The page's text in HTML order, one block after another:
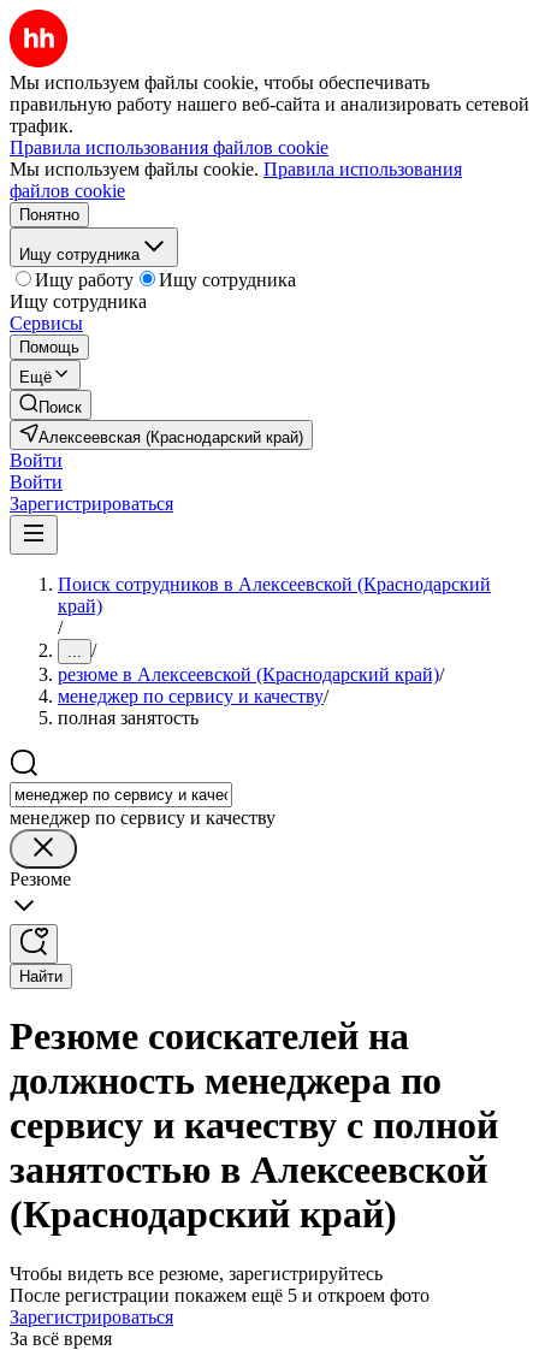
Мы используем файлы cookie, чтобы обеспечивать
правильную работу нашего веб-сайта и анализировать сетевой
трафик.
Правила использования файлов cookie
Мы используем файлы cookie. Правила использования
файлов cookie
Понятно
Ищу сотрудника
Ищу работу
Ищу сотрудника
Ищу сотрудника
Сервисы
Помощь
Ещё
Поиск
Алексеевская (Краснодарский край)
Войти
Войти
Зарегистрироваться
Поиск сотрудников в Алексеевской (Краснодарский
край)
/
... /
резюме в Алексеевской (Краснодарский край)/
менеджер по сервису и качеству/
полная занятость
менеджер по сервису и качеству
Резюме
Найти
Резюме соискателей на
должность менеджера по
сервису и качеству с полной
занятостью в Алексеевской
(Краснодарский край)
Чтобы видеть все резюме, зарегистрируйтесь
После регистрации покажем ещё 5 и откроем фото
Зарегистрироваться
За всё время